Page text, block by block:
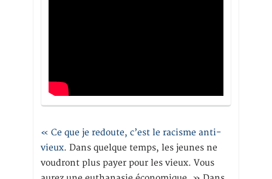
« Ce que je redoute, c’est le racisme anti-
vieux. Dans quelque temps, les jeunes ne
voudront plus payer pour les vieux. Vous